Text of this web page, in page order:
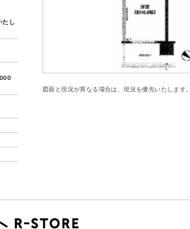
図面と現況が異なる場合は、現況を優先いたします。
たし